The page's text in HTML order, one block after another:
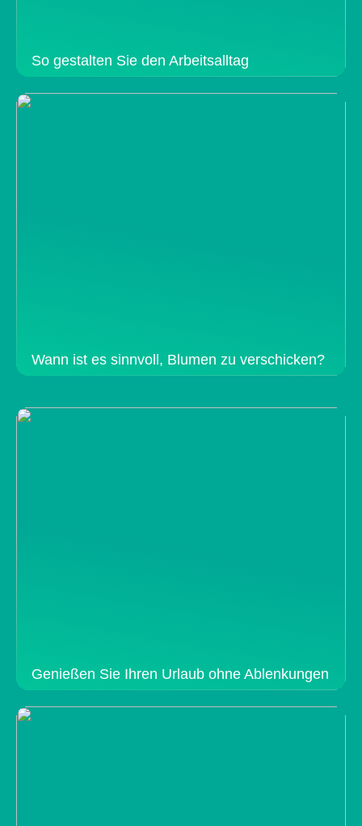
So gestalten Sie den Arbeitsalltag
Wann ist es sinnvoll, Blumen zu verschicken?
Genießen Sie Ihren Urlaub ohne Ablenkungen